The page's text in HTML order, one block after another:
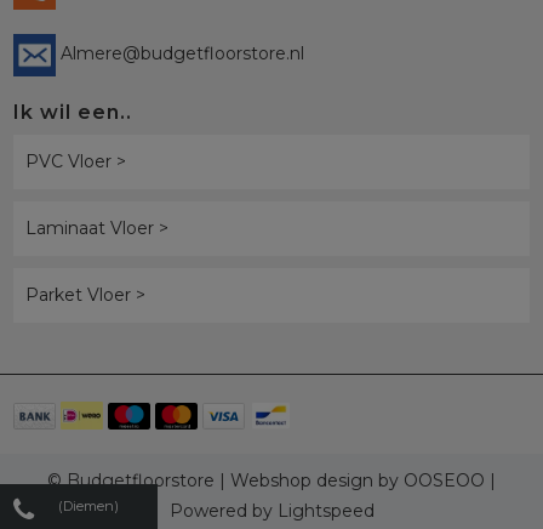
(Diemen)
Almere@budgetfloorstore.nl
Ik wil een..
PVC Vloer >
Laminaat Vloer >
Parket Vloer >
© Budgetfloorstore | Webshop design by OOSEOO |
Powered by Lightspeed